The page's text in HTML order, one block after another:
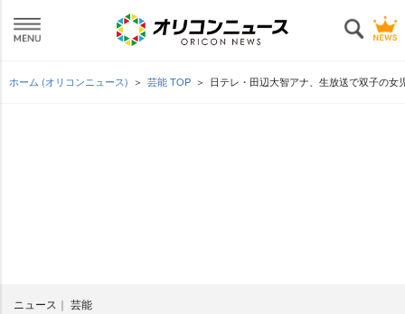
ホーム (オリコンニュース) 芸能 TOP 日テレ・田辺大智アナ、生放送で双子の女
ニュース 芸能